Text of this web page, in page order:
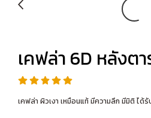
เคฟล่า 6D หลังตา
เคฟล่า ผิวเงา เหมือนแท้ มีความลึก มีมิติ ได้